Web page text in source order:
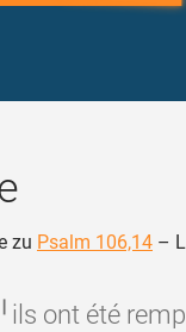
zu Psalm 106,14 –
ont été